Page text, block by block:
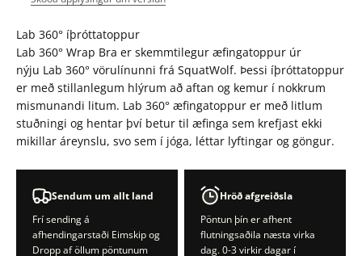
Lab 360° íþróttatoppur
Lab 360° Wrap Bra er skemmtilegur æfingatoppur úr
nýju Lab 360° vörulínunni frá SquatWolf. Þessi íþróttatoppur
er með stillanlegum hlýrum að aftan og kemur í nokkrum
mismunandi litum. Lab 360° æfingatoppur er með litlum
stuðningi og hentar því betur til æfinga sem krefjast ekki
mikillar áreynslu, svo sem í jóga, léttar lyftingar og göngur.
Sendum um allt land
Frí sending á
afhendingarstaði Eimskip og
Dropp af öllum pöntunum
Hröð afgreiðsla
Pöntun þín er afhent
flutningsaðila næsta virka
dag. 0-3 virkir dagar í